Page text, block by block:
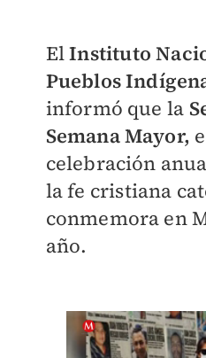
ElInstituto
Pueblos
informó que la
Semana Mayor,
celebración
la fe cristiana
conmemora en
año.